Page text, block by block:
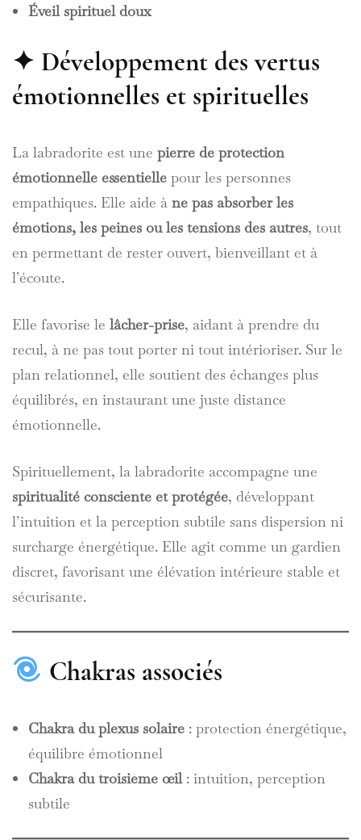
Éveil spirituel doux
✦ Développement des vertus
émotionnelles et spirituelles
La labradorite est une pierre de protection
émotionnelle essentielle pour les personnes
empathiques. Elle aide à ne pas absorber les
émotions, les peines ou les tensions des autres, tout
en permettant de rester ouvert, bienveillant et à
l’écoute.
Elle favorise le lâcher-prise, aidant à prendre du
recul, à ne pas tout porter ni tout intérioriser. Sur le
plan relationnel, elle soutient des échanges plus
équilibrés, en instaurant une juste distance
émotionnelle.
Spirituellement, la labradorite accompagne une
spiritualité consciente et protégée, développant
l’intuition et la perception subtile sans dispersion ni
surcharge énergétique. Elle agit comme un gardien
discret, favorisant une élévation intérieure stable et
sécurisante.
Chakras associés
Chakra du plexus solaire : protection énergétique,
équilibre émotionnel
Chakra du troisième œil : intuition, perception
subtile